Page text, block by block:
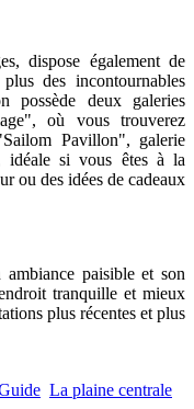
dispose également de
des incontournables
deux galeries
où vous trouverez
Pavillon", galerie
idéale si vous êtes à la
ou des idées de cadeaux
paisible et son
tranquille et mieux
plus récentes et plus
La plaine centrale